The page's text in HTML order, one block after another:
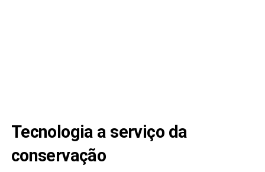
Tecnologia a serviço da
conservação